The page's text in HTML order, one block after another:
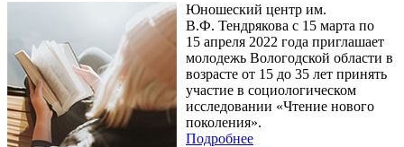
Юношеский центр им.
В.Ф. Тендрякова с 15 марта по
15 апреля 2022 года приглашает
молодежь Вологодской области в
возрасте от 15 до 35 лет принять
участие в социологическом
исследовании «Чтение нового
поколения».
Подробнее